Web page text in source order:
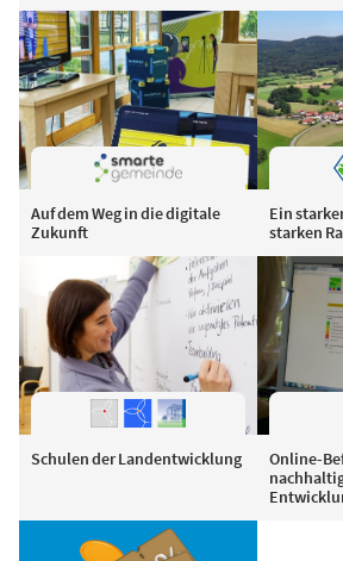
Auf dem Weg in die digitale
Zukunft
Ein
starken
Schulen der Landentwicklung
Online-